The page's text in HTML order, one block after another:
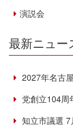
演説会
最新ニュー
2027年名古
党創立104周
知立市議選